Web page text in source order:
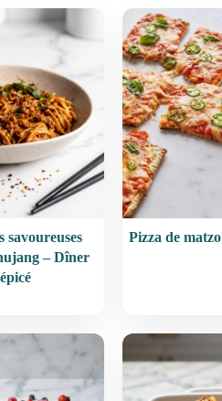
savoureuses
– Dîner
Pizza de matzo